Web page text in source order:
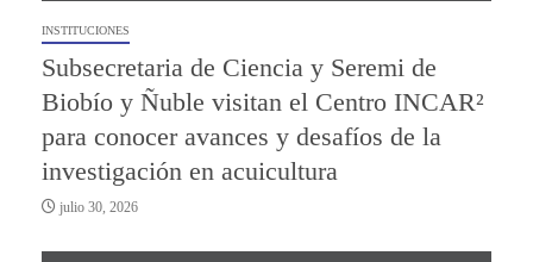
INSTITUCIONES
Subsecretaria de Ciencia y Seremi de
Biobío y Ñuble visitan el Centro INCAR²
para conocer avances y desafíos de la
investigación en acuicultura
julio 30, 2026